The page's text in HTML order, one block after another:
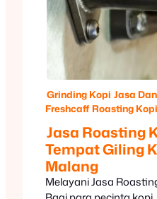
Grinding Kopi Jasa
Freshcaff Roasting Kopi
Jasa Roasting
Tempat Giling
Malang
Melayani Jasa